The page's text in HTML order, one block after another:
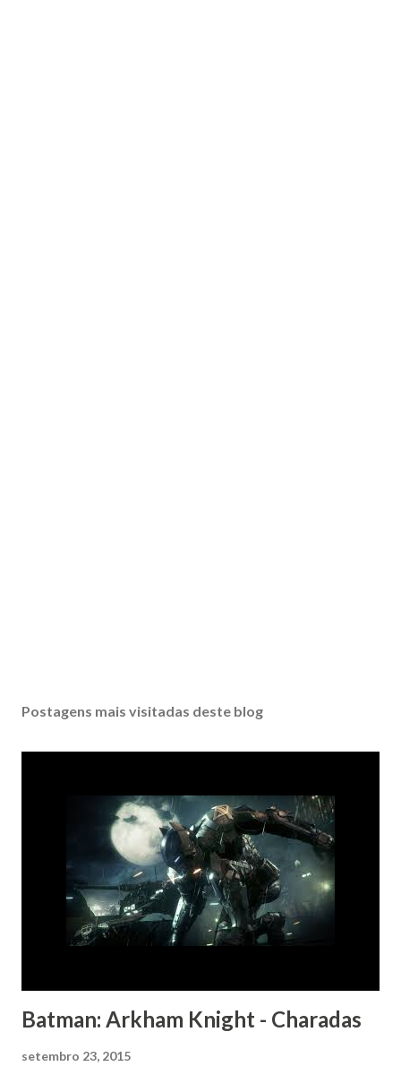
Postagens mais visitadas deste blog
Batman: Arkham Knight - Charadas
setembro 23, 2015